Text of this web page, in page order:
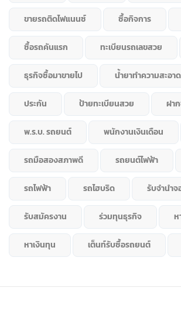
ขายรถติดไฟแนนซ์ ซื้อกิจการ
ซื้อรถคันแรก ทะเบียนรถเลขสวย
ธุรกิจซื้อมาขายไป น้ำยาทำความสะอา
ประกัน ป้ายทะเบียนสวย ฝา
พ.ร.บ. รถยนต์ พนักงานเงินเดือน
รถมือสองสภาพดี รถยนต์ไฟฟ้า
รถไฟฟ้า รถไฮบริด รับจำนำ
รับสมัครงาน ร่วมทุนธุรกิจ ห
หาเงินทุน เต็นท์รับซื้อรถยนต์